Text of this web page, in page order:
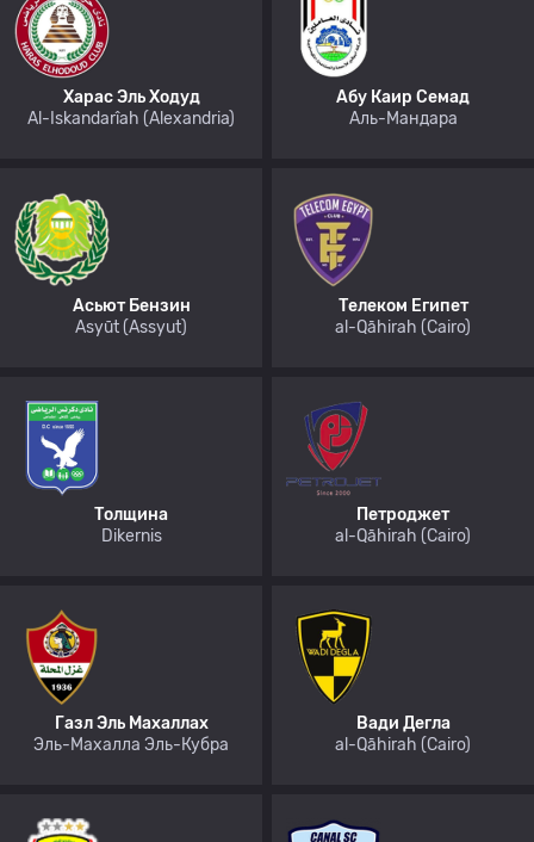
Харас Эль Ходуд
Al-Iskandarîah (Alexandria)
Абу Каир Семад
Аль-Мандара
Асьют Бензин
Asyūt (Assyut)
Телеком Египет
al-Qāhirah (Cairo)
Толщина
Dikernis
Петроджет
al-Qāhirah (Cairo)
Газл Эль Махаллах
Эль-Махалла Эль-Кубра
Вади Дегла
al-Qāhirah (Cairo)